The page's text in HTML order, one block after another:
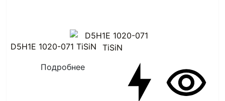
D5H1E 1020-071 TiSiN
Подробнее